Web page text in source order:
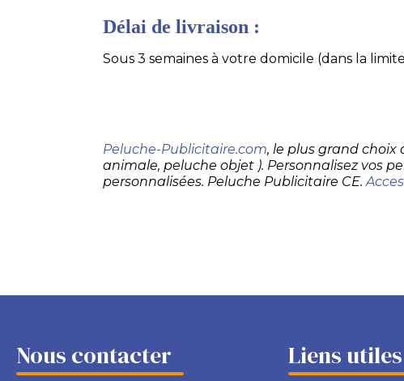
Délai de livraison :
Sous 3 semaines à votre domicile (dans la
Peluche-Publicitaire.com, le plus grand choix
animale, peluche objet ). Personnalisez vos
personnalisées. Peluche Publicitaire CE.
Nous contacter Liens utiles